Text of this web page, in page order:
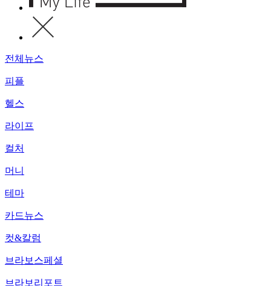
전체뉴스
피플
헬스
라이프
컬처
머니
테마
카드뉴스
컷&칼럼
브라보스페셜
브라보리포트